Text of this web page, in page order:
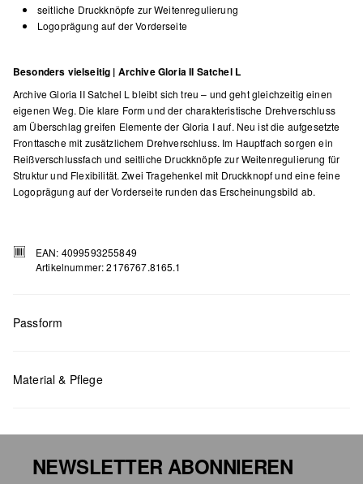
seitliche Druckknöpfe zur Weitenregulierung
Logoprägung auf der Vorderseite
Besonders vielseitig | Archive Gloria II Satchel L
Archive Gloria II Satchel L bleibt sich treu – und geht gleichzeitig einen
eigenen Weg. Die klare Form und der charakteristische Drehverschluss
am Überschlag greifen Elemente der Gloria I auf. Neu ist die aufgesetzte
Fronttasche mit zusätzlichem Drehverschluss. Im Hauptfach sorgen ein
Reißverschlussfach und seitliche Druckknöpfe zur Weitenregulierung für
Struktur und Flexibilität. Zwei Tragehenkel mit Druckknopf und eine feine
Logoprägung auf der Vorderseite runden das Erscheinungsbild ab.
EAN: 4099593255849
Artikelnummer: 2176767.8165.1
Passform
Material & Pflege
NEWSLETTER ABONNIEREN